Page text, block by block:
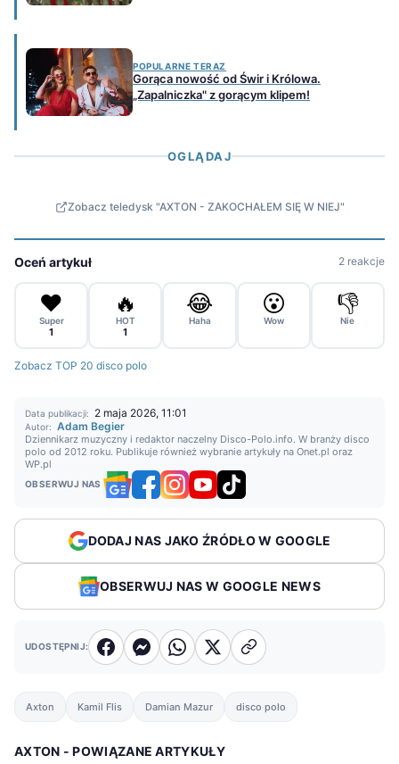
POPULARNE TERAZ
Gorąca nowość od Świr i Królowa.
„Zapalniczka" z gorącym klipem!
OGLĄDAJ
Zobacz teledysk "AXTON - ZAKOCHAŁEM SIĘ W NIEJ"
Oceń artykuł 2 reakcje
❤️
Super
1
🔥
HOT
1
😂
Haha
😮
Wow
👎
Nie
Zobacz TOP 20 disco polo
Data publikacji: 2 maja 2026, 11:01
Autor: Adam Begier
Dziennikarz muzyczny i redaktor naczelny Disco-Polo.info. W branży disco
polo od 2012 roku. Publikuje również wybranie artykuły na Onet.pl oraz
WP.pl
OBSERWUJ NAS
DODAJ NAS JAKO ŹRÓDŁO W GOOGLE
OBSERWUJ NAS W GOOGLE NEWS
UDOSTĘPNIJ:
Axton Kamil Flis Damian Mazur disco polo
AXTON - POWIĄZANE ARTYKUŁY